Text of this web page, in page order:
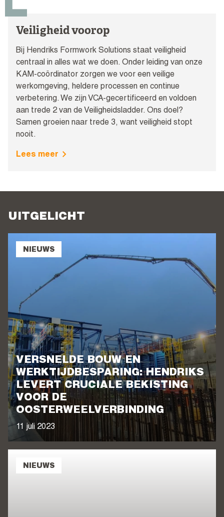
Veiligheid voorop
Bij Hendriks Formwork Solutions staat veiligheid
centraal in alles wat we doen. Onder leiding van onze
KAM-coördinator zorgen we voor een veilige
werkomgeving, heldere processen en continue
verbetering. We zijn VCA-gecertificeerd en voldoen
aan trede 2 van de Veiligheidsladder. Ons doel?
Samen groeien naar trede 3, want veiligheid stopt
nooit.
Lees meer
UITGELICHT
NIEUWS
VERSNELDE BOUW EN
WERKTIJDBESPARING: HENDRIKS
LEVERT CRUCIALE BEKISTING
VOOR DE
OOSTERWEELVERBINDING
11 juli 2023
NIEUWS